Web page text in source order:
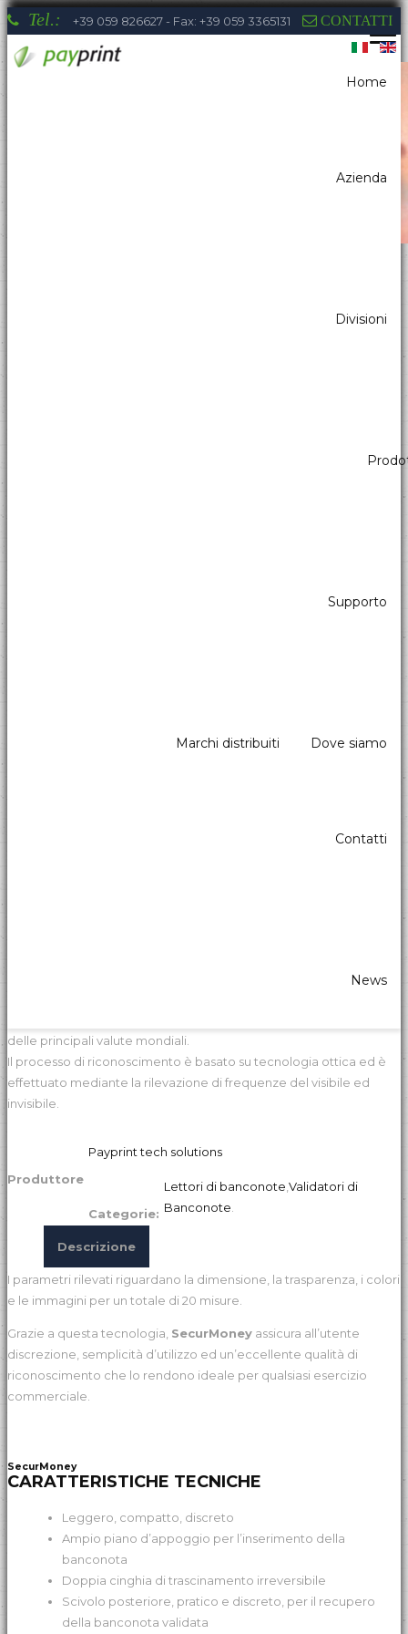
Tel.: +39 059 826627 - Fax: +39 059 3365131 CONTATTI
Home
Azienda
Divisioni
Supporto
Marchi distribuiti Dove siamo
Contatti
News
distributori automatici, elettromedicale,
riconoscimento delle banconote autentiche ed il conseguente
delle principali valute mondiali.
Il processo di riconoscimento è basato su tecnologia ottica ed è
effettuato mediante la rilevazione di frequenze del visibile ed
invisibile.
Produttore
Payprint tech solutions
Categorie:
Lettori di banconote Validatori di
Banconote
Descrizione
I parametri rilevati riguardano la dimensione, la trasparenza, i colori
e le immagini per un totale di 20 misure.
Grazie a questa tecnologia, SecurMoney assicura all’utente
discrezione, semplicità d’utilizzo ed un’eccellente qualità di
riconoscimento che lo rendono ideale per qualsiasi esercizio
commerciale.
SecurMoney
CARATTERISTICHE TECNICHE
Leggero, compatto, discreto
Ampio piano d’appoggio per l’inserimento della
banconota
Doppia cinghia di trascinamento irreversibile
Scivolo posteriore, pratico e discreto, per il recupero
della banconota validata